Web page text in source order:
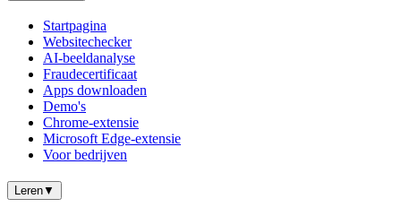
Startpagina
Websitechecker
AI-beeldanalyse
Fraudecertificaat
Apps downloaden
Demo's
Chrome-extensie
Microsoft Edge-extensie
Voor bedrijven
Leren▼